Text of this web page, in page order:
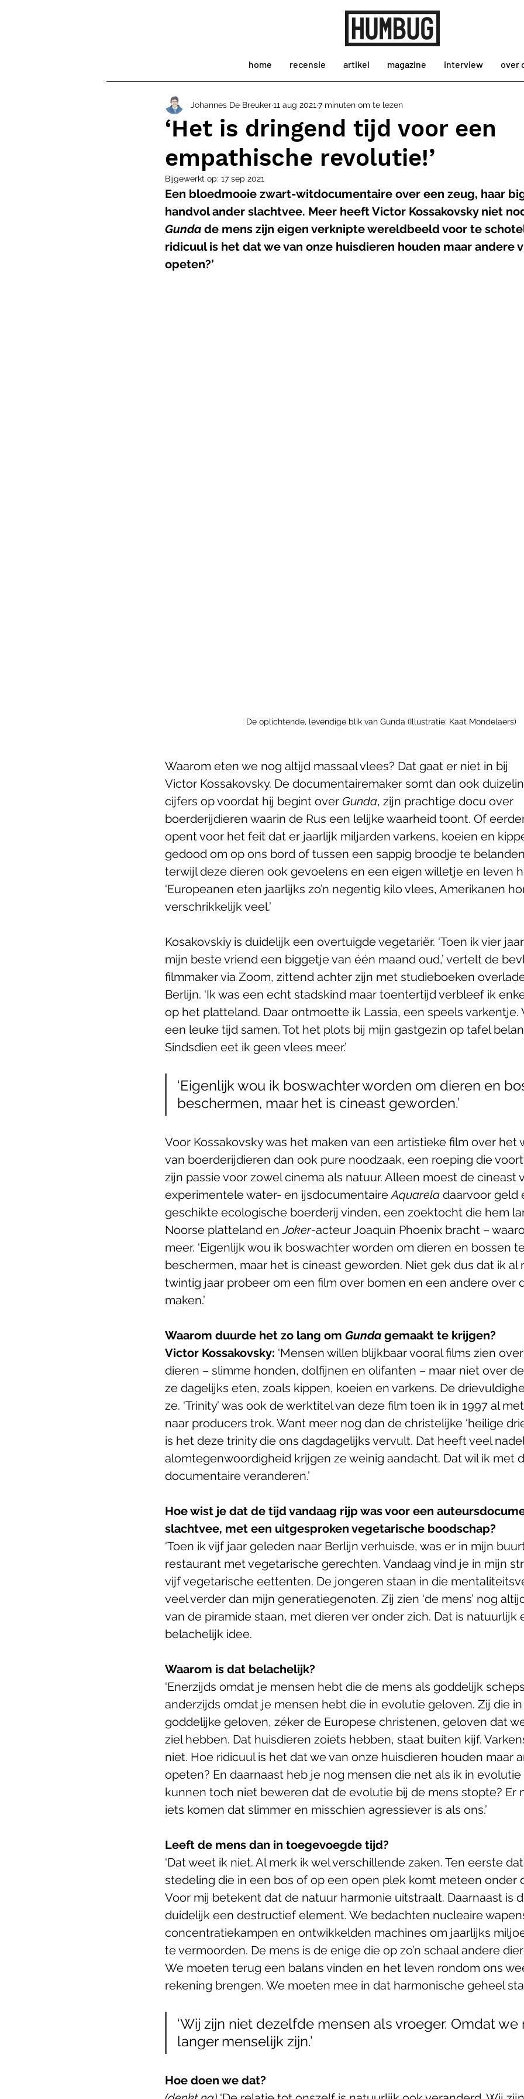
home recensie artikel magazine interview over
‘Het is dringend tijd voor een
empathische revolutie!’
Johannes De Breuker11 aug 2021 7 minuten om te lezen
Bijgewerkt op: 17 sep 2021
Een bloedmooie zwart-witdocumentaire over een zeug, haar
handvol ander slachtvee. Meer heeft Victor Kossakovsky niet
Gunda de mens zijn eigen verknipte wereldbeeld voor te
ridicuul is het dat we van onze huisdieren houden maar andere
opeten?’
De oplichtende, levendige blik van Gunda (Illustratie: Kaat Mondelaers)
Waarom eten we nog altijd massaal vlees? Dat gaat er niet in bij
Victor Kossakovsky. De documentairemaker somt dan ook
cijfers op voordat hij begint over Gunda, zijn prachtige docu over
boerderijdieren waarin de Rus een lelijke waarheid toont. Of
opent voor het feit dat er jaarlijk miljarden varkens, koeien en
gedood om op ons bord of tussen een sappig broodje te
terwijl deze dieren ook gevoelens en een eigen willetje en leven
‘Europeanen eten jaarlijks zo’n negentig kilo vlees, Amerikanen
verschrikkelijk veel.’
Kosakovskiy is duidelijk een overtuigde vegetariër. ‘Toen ik vier
mijn beste vriend een biggetje van één maand oud,’ vertelt de
filmmaker via Zoom, zittend achter zijn met studieboeken
Berlijn. ‘Ik was een echt stadskind maar toentertijd verbleef ik
op het platteland. Daar ontmoette ik Lassia, een speels varkentje.
een leuke tijd samen. Tot het plots bij mijn gastgezin op tafel
Sindsdien eet ik geen vlees meer.’
‘Eigenlijk wou ik boswachter worden om dieren en
beschermen, maar het is cineast geworden.’
Voor Kossakovsky was het maken van een artistieke film over het
van boerderijdieren dan ook pure noodzaak, een roeping die
zijn passie voor zowel cinema als natuur. Alleen moest de cineast
experimentele water- en ijsdocumentaire Aquarela daarvoor geld
geschikte ecologische boerderij vinden, een zoektocht die hem
Noorse platteland en Joker-acteur Joaquin Phoenix bracht –
meer. ‘Eigenlijk wou ik boswachter worden om dieren en bossen
beschermen, maar het is cineast geworden. Niet gek dus dat ik al
twintig jaar probeer om een film over bomen en een andere over
maken.’
Waarom duurde het zo lang om Gunda gemaakt te krijgen?
Victor Kossakovsky: ‘Mensen willen blijkbaar vooral films zien
dieren – slimme honden, dolfijnen en olifanten – maar niet over
ze dagelijks eten, zoals kippen, koeien en varkens. De
ze. ‘Trinity’ was ook de werktitel van deze film toen ik in 1997 al
naar producers trok. Want meer nog dan de christelijke ‘heilige
is het deze trinity die ons dagdagelijks vervult. Dat heeft veel
alomtegenwoordigheid krijgen ze weinig aandacht. Dat wil ik met
documentaire veranderen.’
Hoe wist je dat de tijd vandaag rijp was voor een
slachtvee, met een uitgesproken vegetarische boodschap?
‘Toen ik vijf jaar geleden naar Berlijn verhuisde, was er in mijn
restaurant met vegetarische gerechten. Vandaag vind je in mijn
vijf vegetarische eettenten. De jongeren staan in die
veel verder dan mijn generatiegenoten. Zij zien ‘de mens’ nog
van de piramide staan, met dieren ver onder zich. Dat is natuurlijk
belachelijk idee.
Waarom is dat belachelijk?
‘Enerzijds omdat je mensen hebt die de mens als goddelijk
anderzijds omdat je mensen hebt die in evolutie geloven. Zij die
goddelijke geloven, zéker de Europese christenen, geloven dat
ziel hebben. Dat huisdieren zoiets hebben, staat buiten kijf.
niet. Hoe ridicuul is het dat we van onze huisdieren houden maar
opeten? En daarnaast heb je nog mensen die net als ik in evolutie
kunnen toch niet beweren dat de evolutie bij de mens stopte? Er
iets komen dat slimmer en misschien agressiever is als ons.’
Leeft de mens dan in toegevoegde tijd?
‘Dat weet ik niet. Al merk ik wel verschillende zaken. Ten eerste
stedeling die in een bos of op een open plek komt meteen onder
Voor mij betekent dat de natuur harmonie uitstraalt. Daarnaast is
duidelijk een destructief element. We bedachten nucleaire
concentratiekampen en ontwikkelden machines om jaarlijks
te vermoorden. De mens is de enige die op zo’n schaal andere
We moeten terug een balans vinden en het leven rondom ons
rekening brengen. We moeten mee in dat harmonische geheel
‘Wij zijn niet dezelfde mensen als vroeger. Omdat we
langer menselijk zijn.’
Hoe doen we dat?